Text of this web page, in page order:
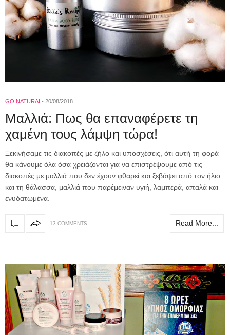
GO NATURAL 20/08/2018
Mαλλιά: Πως θα επαναφέρετε τη
χαμένη τους λάμψη τώρα!
Ξεκινήσαμε τις διακοπές με ζήλο και υποσχέσεις, ότι αυτή τη φορά
θα κάνουμε όλα όσα χρειάζονται για να επιστρέψουμε από τις
διακοπές με μαλλιά που δεν έχουν φθαρεί και ξεβάψει από τον ήλιο
και τη θάλασσα, μαλλιά που παρέμειναν υγιή, λαμπερά, απαλά και
ενυδατωμένα.
13 COMMENTS Read More...